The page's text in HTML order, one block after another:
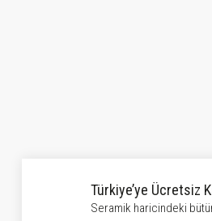
Türkiye’ye Ücretsiz
Seramik haricindeki